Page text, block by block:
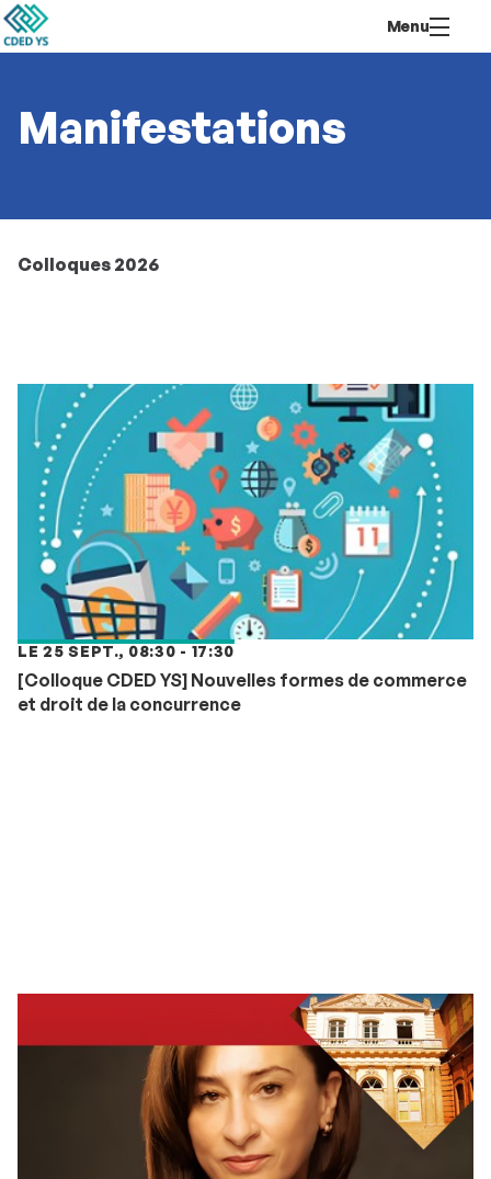
contenu
Menu
Manifestations
Colloques 2026
LE 25 SEPT., 08:30 - 17:30
[Colloque CDED YS] Nouvelles formes de commerce
et droit de la concurrence